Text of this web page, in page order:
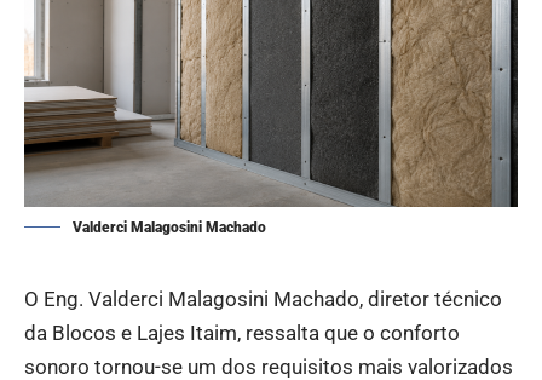
Valderci Malagosini Machado
O Eng. Valderci Malagosini Machado, diretor técnico
da Blocos e Lajes Itaim, ressalta que o conforto
sonoro tornou-se um dos requisitos mais valorizados